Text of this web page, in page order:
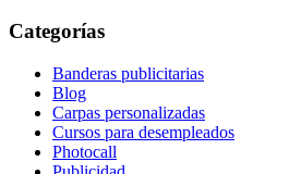
Categorías
Banderas publicitarias
Blog
Carpas personalizadas
Cursos para desempleados
Photocall